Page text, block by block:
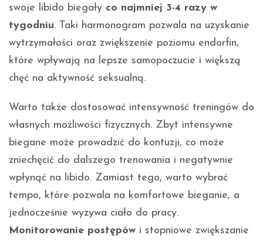
swoje libido biegały co najmniej 3-4 razy w
tygodniu. Taki harmonogram pozwala na uzyskanie
wytrzymałości oraz zwiększenie poziomu endorfin,
które wpływają na lepsze samopoczucie i większą
chęć na aktywność seksualną.
Warto także dostosować intensywność treningów do
własnych możliwości fizycznych. Zbyt intensywne
biegane może prowadzić do kontuzji, co może
zniechęcić do dalszego trenowania i negatywnie
wpłynąć na libido. Zamiast tego, warto wybrać
tempo, które pozwala na komfortowe bieganie, a
jednocześnie wyzywa ciało do pracy.
Monitorowanie postępów i stopniowe zwiększanie